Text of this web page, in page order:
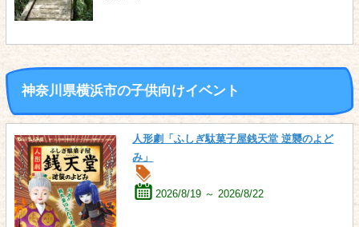
神奈川県横浜市の子供向けイベント
人形劇「ふしぎ駄菓子屋銭天堂 逆襲のよど
み」
2026/8/19 ～ 2026/8/22